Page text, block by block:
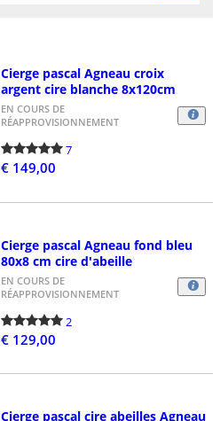
Cierge pascal Agneau croix
argent cire blanche 8x120cm
EN COURS DE
RÉAPPROVISIONNEMENT
7
€ 149,00
Cierge pascal Agneau fond bleu
80x8 cm cire d'abeille
EN COURS DE
RÉAPPROVISIONNEMENT
2
€ 129,00
Cierge pascal cire abeilles Agneau